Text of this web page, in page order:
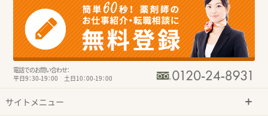
電話でのお問い合わせ：
平日9：30-19：00 土日10：00-19：00
サイトメニュー